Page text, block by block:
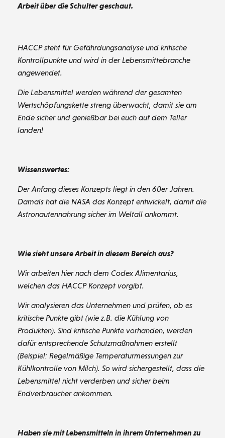
Arbeit über die Schulter geschaut.
HACCP steht für Gefährdungsanalyse und kritische
Kontrollpunkte und wird in der Lebensmittebranche
angewendet.
Die Lebensmittel werden während der gesamten
Wertschöpfungskette streng überwacht, damit sie am
Ende sicher und genießbar bei euch auf dem Teller
landen!
Wissenswertes:
Der Anfang dieses Konzepts liegt in den 60er Jahren.
Damals hat die NASA das Konzept entwickelt, damit die
Astronautennahrung sicher im Weltall ankommt.
Wie sieht unsere Arbeit in diesem Bereich aus?
Wir arbeiten hier nach dem Codex Alimentarius,
welchen das HACCP Konzept vorgibt.
Wir analysieren das Unternehmen und prüfen, ob es
kritische Punkte gibt (wie z.B. die Kühlung von
Produkten). Sind kritische Punkte vorhanden, werden
dafür entsprechende Schutzmaßnahmen erstellt
(Beispiel: Regelmäßige Temperaturmessungen zur
Kühlkontrolle von Milch). So wird sichergestellt, dass die
Lebensmittel nicht verderben und sicher beim
Endverbraucher ankommen.
Haben sie mit Lebensmitteln in ihrem Unternehmen zu